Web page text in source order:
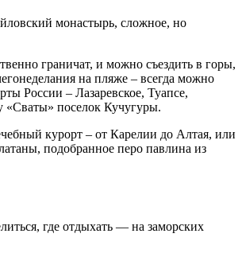
монастырь, сложное, но
граничат, и можно съездить в горы,
на пляже – всегда можно
России – Лазаревское, Туапсе,
«Сваты» поселок Кучугуры.
курорт – от Карелии до Алтая, или
подобранное перо павлина из
где отдыхать — на заморских